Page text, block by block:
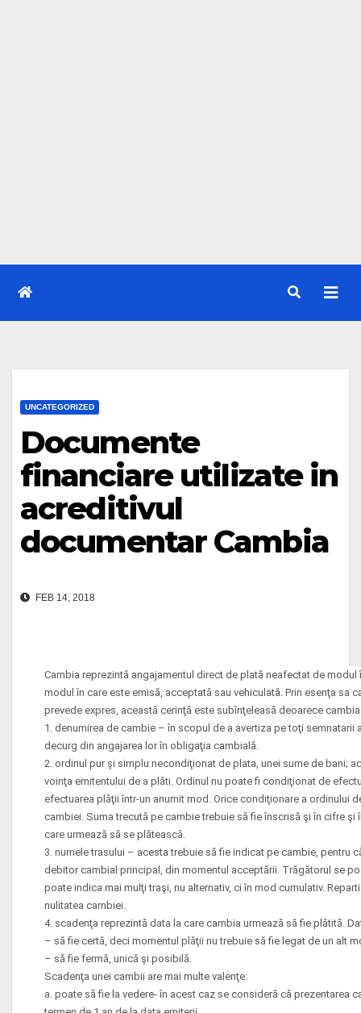
UNCATEGORIZED
Documente
financiare utilizate in
acreditivul
documentar Cambia
FEB 14, 2018
Cambia reprezintă angajamentul direct de plată neafectat de
modul în care este emisă, acceptată sau vehiculată. Prin esenţa sa
prevede expres, această cerinţă este subînţeleasă deoarece
1. denumirea de cambie – în scopul de a avertiza pe toţi
decurg din angajarea lor în obligaţia cambială.
2. ordinul pur şi simplu necondiţionat de plata, unei sume de bani;
voinţa emitentului de a plăti. Ordinul nu poate fi condiţionat de
efectuarea plăţii într-un anumit mod. Orice condiţionare a ordinului
cambiei. Suma trecută pe cambie trebuie să fie înscrisă şi în cifre şi
care urmează să se plătească.
3. numele trasului – acesta trebuie să fie indicat pe cambie, pentru
debitor cambial principal, din momentul acceptării. Trăgătorul se
poate indica mai mulţi traşi, nu alternativ, ci în mod cumulativ.
nulitatea cambiei.
4. scadenţa reprezintă data la care cambia urmează să fie plătită.
– să fie certă, deci momentul plăţii nu trebuie să fie legat de un alt
– să fie fermă, unică şi posibilă.
Scadenţa unei cambii are mai multe valenţe:
a. poate să fie la vedere- în acest caz se consideră că prezentarea